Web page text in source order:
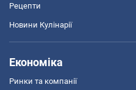
Рецепти
Новини Кулінарії
Економіка
Ринки та компанії